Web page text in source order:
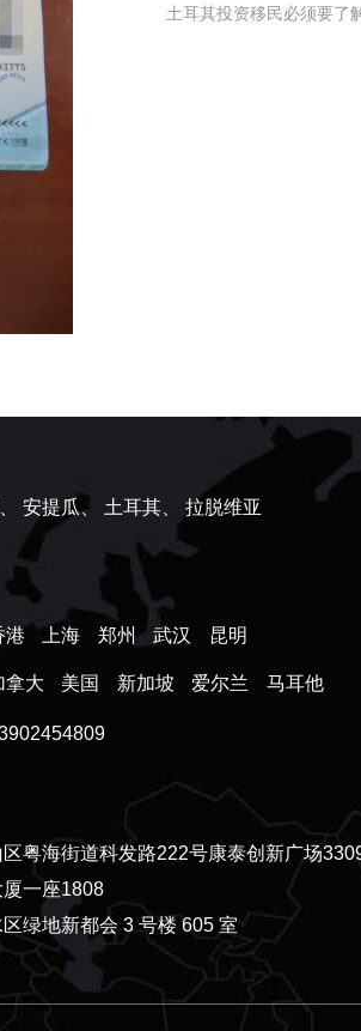
安提瓜、 土耳其、 拉脱维亚
港 上海 郑州 武汉 昆明
拿大 美国 新加坡 爱尔兰 马耳他
粤海街道科发路222号康泰创新广场
一座1808
绿地新都会 3 号楼 605 室